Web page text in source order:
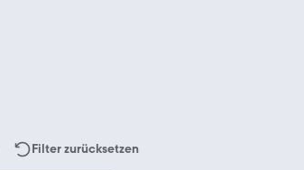
Filter zurücksetzen